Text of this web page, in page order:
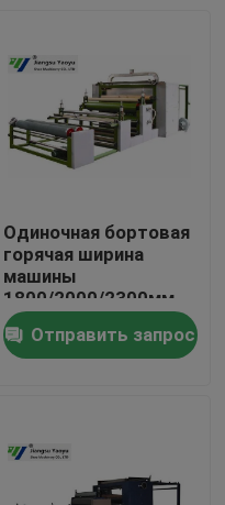
Одиночная бортовая
горячая ширина
машины
1800/2000/2300мм
слоения ткани
пламени
эффективная
Отправить запрос